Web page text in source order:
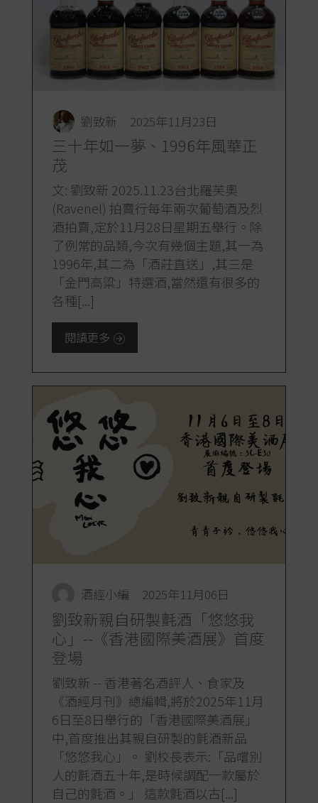
劉致新 2025年11月23日
三十年如一夢、1996年風華正
茂
文: 劉致新 2025.11.23台北羅芙奧
(Ravenel) 拍賣行每年兩次葡萄酒及烈
酒拍賣,定於11月28日星期五舉行。除
了例常的品類,今次有幾個主題,其一為
1996年,其二為「酒莊直送」,其三是
「金門高粱」特選酒,當然還有很多的
各種[...]
閱讀更多
酒經小編 2025年11月06日
劉致新親自研製氈酒「悠悠我
心」--《香港國際美酒展》首度
登場
劉致新 -- 香港著名酒評人、食家及
《酒經月刊》總編輯,將於2025年11月
6日至8日舉行的「香港國際美酒展」
中,首度推出其親自研製的氈酒新品
「悠悠我心」。 劉校長表示:「品嚐別
人的氈酒五十年,是時候調配一款屬於
自己的氈酒。」 這款氈酒以古[...]